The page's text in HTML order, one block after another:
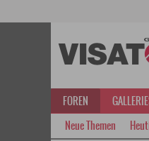
FOREN
Neue Themen